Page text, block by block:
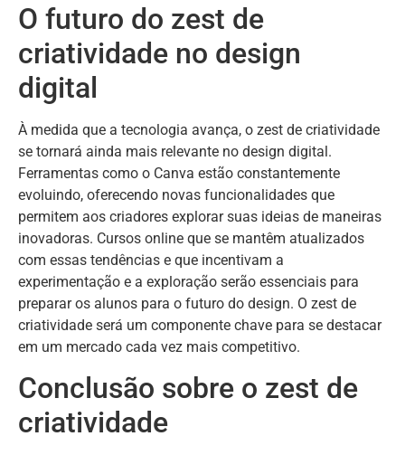
O futuro do zest de
criatividade no design
digital
À medida que a tecnologia avança, o zest de criatividade
se tornará ainda mais relevante no design digital.
Ferramentas como o Canva estão constantemente
evoluindo, oferecendo novas funcionalidades que
permitem aos criadores explorar suas ideias de maneiras
inovadoras. Cursos online que se mantêm atualizados
com essas tendências e que incentivam a
experimentação e a exploração serão essenciais para
preparar os alunos para o futuro do design. O zest de
criatividade será um componente chave para se destacar
em um mercado cada vez mais competitivo.
Conclusão sobre o zest de
criatividade